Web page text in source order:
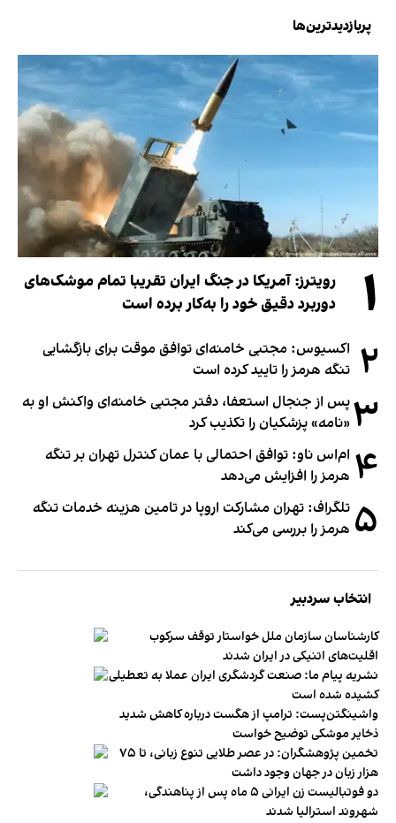
پربازدیدترین‌ها
۱
رویترز: آمریکا در جنگ ایران تقریبا تمام موشک‌های
دوربرد دقیق خود را به‌کار برده است
۲ اکسیوس: مجتبی خامنه‌ای توافق موقت برای بازگشایی
تنگه هرمز را تایید کرده است
۳پس از جنجال استعفا، دفتر مجتبی خامنه‌ای واکنش او به
«نامه» پزشکیان را تکذیب کرد
۴ ام‌اس ناو: توافق احتمالی با عمان کنترل تهران بر تنگه
هرمز را افزایش می‌دهد
۵ تلگراف: تهران مشارکت اروپا در تامین هزینه خدمات تنگه
هرمز را بررسی می‌کند
انتخاب سردبیر
کارشناسان سازمان ملل خواستار توقف سرکوب
اقلیت‌های اتنیکی در ایران شدند
نشریه پیام ما: صنعت گردشگری ایران عملا به تعطیلی
کشیده شده است
واشینگتن‌پست: ترامپ از هگست درباره کاهش شدید
ذخایر موشکی توضیح خواست
تخمین پژوهشگران: در عصر طلایی تنوع زبانی، تا ۷۵
هزار زبان در جهان وجود داشت
دو فوتبالیست زن ایرانی ۵ ماه پس از پناهندگی،
شهروند استرالیا شدند